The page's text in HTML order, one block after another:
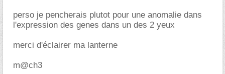
perso je pencherais plutot pour une anomalie dans
l'expression des genes dans un des 2 yeux
merci d'éclairer ma lanterne
m@ch3